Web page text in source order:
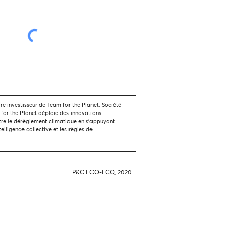
investisseur de Team for the Planet. Société
the Planet déploie des innovations
le dérèglement climatique en s'appuyant
collective et les règles de
P&C ECO-ECO, 2020